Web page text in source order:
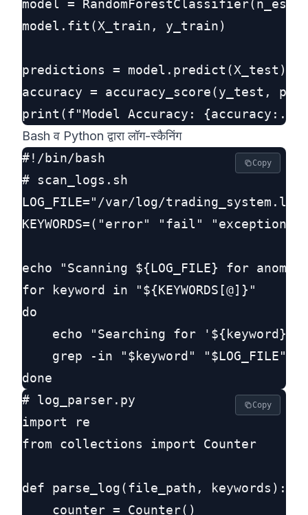
model =
model.fit(X_train, y_train)
predictions = model.predict(X_test)
accuracy = accuracy_score(y_test,
Bash व Python द्वारा लॉग-स्कैनिंग
#!/bin/bash
# scan_logs.sh
LOG_FILE="/var/log/
KEYWORDS=("error" "fail" "exception"
echo "Scanning ${LOG_FILE} for
for keyword in "${KEYWORDS[@]}"
do
echo "Searching for '${keyword}'
    grep -in "$keyword" "$LOG_FILE"
Copy
# log_parser.py
import re
from collections import Counter
def parse_log(file_path, keywords):
    counter = Counter()
Copy